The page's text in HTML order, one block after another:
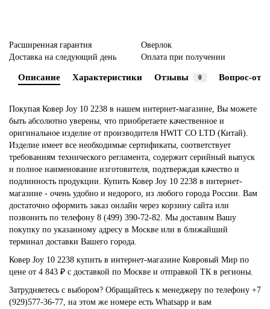
Расширенная гарантия
Оверлок
Доставка на следующий день
Оплата при получении
Описание Характеристики Отзывы 0 Вопрос-
Покупая Ковер Joy 10 2238 в нашем интернет-магазине, Вы можете
быть абсолютно уверены, что приобретаете качественное и
оригинальное изделие от производителя HWIT CO LTD (Китай).
Изделие имеет все необходимые сертификаты, соответствует
требованиям технического регламента, содержит серийный выпуск
и полное наименование изготовителя, подтверждая качество и
подлинность продукции. Купить Ковер Joy 10 2238 в интернет-
магазине - очень удобно и недорого, из любого города России. Вам
достаточно оформить заказ онлайн через корзину сайта или
позвонить по телефону 8 (499) 390-72-82. Мы доставим Вашу
покупку по указанному адресу в Москве или в ближайший
терминал доставки Вашего города.
Ковер Joy 10 2238 купить в интернет-магазине Ковровый Мир по
цене от 4 843 ₽ с доставкой по Москве и отправкой ТК в регионы.
Затрудняетесь с выбором? Обращайтесь к менеджеру по телефону +7
(929)577-36-77, на этом же номере есть Whatsapp и вам